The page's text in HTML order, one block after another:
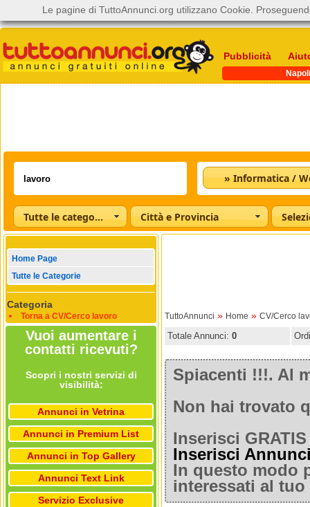
Pubblicità
Napoli
Tutte le categorie Città e Provincia
Home Page
Tutte le Categorie
Categoria
Torna a CV/Cerco lavoro
Vuoi aumentare i
contatti ricevuti?
Scopri i nostri servizi di
visibilità:
Annunci in Vetrina
Annunci in Premium List
Annunci in Top Gallery
Annunci Text Link
Servizio Exclusive
TuttoAnnunci » Home » CV/Cerco
Totale Annunci: 0
Spiacenti !!!. Al
Non hai trovato
Inserisci
Inserisci
In questo modo
interessati al
Le pagine di TuttoAnnunci.org utilizzano Cookie.